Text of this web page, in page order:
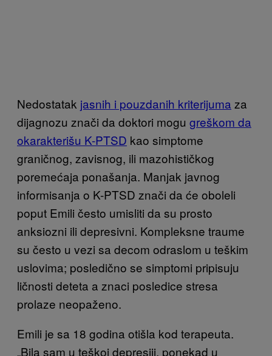
Nedostatak jasnih i pouzdanih kriterijuma za
dijagnozu znači da doktori mogu greškom da
okarakterišu K-PTSD kao simptome
graničnog, zavisnog, ili mazohističkog
poremećaja ponašanja. Manjak javnog
informisanja o K-PTSD znači da će oboleli
poput Emili često umisliti da su prosto
anksiozni ili depresivni. Kompleksne traume
su često u vezi sa decom odraslom u teškim
uslovima; posledično se simptomi pripisuju
ličnosti deteta a znaci posledice stresa
prolaze neopaženo.
Emili je sa 18 godina otišla kod terapeuta.
„Bila sam u teškoj depresiji, ponekad u